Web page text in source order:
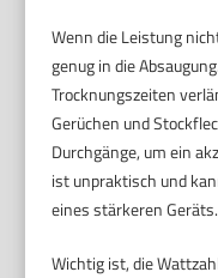
Wenn die Leistung
genug in die
Trocknungszeiten
Gerüchen und
Durchgänge, um ein
ist unpraktisch und
eines stärkeren Geräts.
Wichtig ist, die